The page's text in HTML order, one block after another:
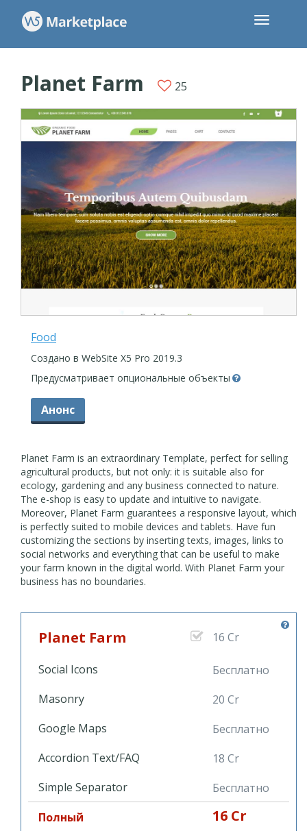
Planet Farm 25
Food
Создано в WebSite X5 Pro 2019.3
Предусматривает опциональные объекты
Анонс
Planet Farm is an extraordinary Template, perfect for selling
agricultural products, but not only: it is suitable also for
ecology, gardening and any business connected to nature.
The e-shop is easy to update and intuitive to navigate.
Moreover, Planet Farm guarantees a responsive layout, which
is perfectly suited to mobile devices and tablets. Have fun
customizing the sections by inserting texts, images, links to
social networks and everything that can be useful to make
your farm known in the digital world. With Planet Farm your
business has no boundaries.
Planet Farm 16 Cr
Social Icons
Бесплатно
Masonry
20 Cr
Google Maps
Бесплатно
Accordion Text/FAQ
18 Cr
Simple Separator
Бесплатно
Полный
16 Cr